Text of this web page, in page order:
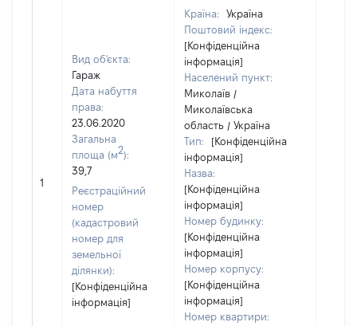
1
Вид об'єкта:
Гараж
Дата набуття
права:
23.06.2020
Загальна
площа (м2):
39,7
Реєстраційний
номер
(кадастровий
номер для
земельної
ділянки):
[Конфіденційна
інформація]
Країна:
Україна
Поштовий індекс:
[Конфіденційна
інформація]
Населений пункт:
Миколаїв /
Миколаївська
область / Україна
Тип:
[Конфіденційна
інформація]
Назва:
[Конфіденційна
інформація]
Номер будинку:
[Конфіденційна
інформація]
Номер корпусу:
[Конфіденційна
інформація]
Номер квартири: